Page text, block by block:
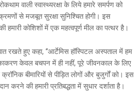
वाली स्‍वास्‍थ्‍यरक्षा के लिये हमारे समर्पण को
से मजबूत सुरक्षा सुनिश्चित होगी। इस
हमारी कोशिशों में एक महत्‍वपूर्ण मील का पत्‍थर है।
रखते हुए कहा, ‘‘आर्टेमिस हॉस्पिटल अस्पताल में हम
केवल बचपन में ही नहीं, पूरे जीवनकाल के लिए
बीमारियों से पीड़ित लोगों और बुजुर्गों को। इस
की हमारी प्रतिबद्धता में सुधार दर्शाता है।